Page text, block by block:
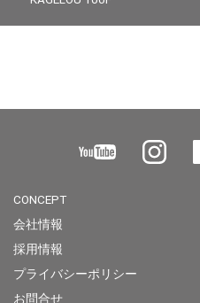
CONCEPT
会社情報
採用情報
プライバシーポリシー
お問合せ